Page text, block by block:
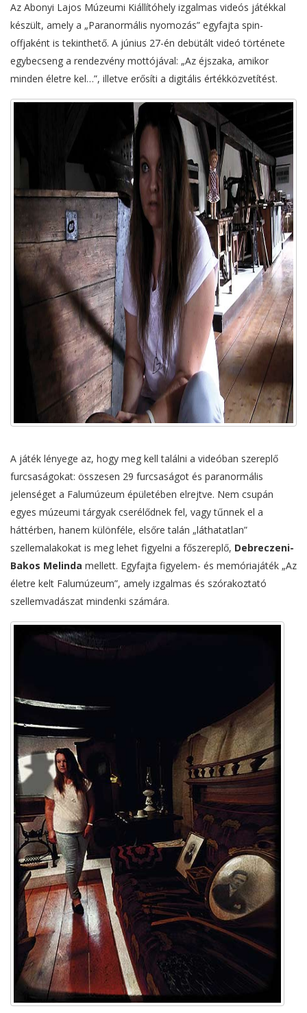
Az Abonyi Lajos Múzeumi Kiállítóhely izgalmas videós játékkal
készült, amely a „Paranormális nyomozás” egyfajta spin-
offjaként is tekinthető. A június 27-én debütált videó története
egybecseng a rendezvény mottójával: „Az éjszaka, amikor
minden életre kel…”, illetve erősíti a digitális értékközvetítést.
A játék lényege az, hogy meg kell találni a videóban szereplő
furcsaságokat: összesen 29 furcsaságot és paranormális
jelenséget a Falumúzeum épületében elrejtve. Nem csupán
egyes múzeumi tárgyak cserélődnek fel, vagy tűnnek el a
háttérben, hanem különféle, elsőre talán „láthatatlan”
szellemalakokat is meg lehet figyelni a főszereplő, Debreczeni-
Bakos Melinda mellett. Egyfajta figyelem- és memóriajáték „Az
életre kelt Falumúzeum”, amely izgalmas és szórakoztató
szellemvadászat mindenki számára.